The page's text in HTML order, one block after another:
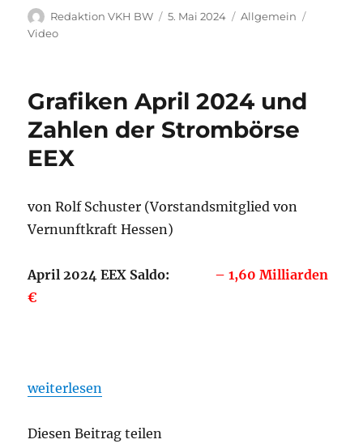
Autor
Redaktion VKH BW
Veröffentlicht
5. Mai 2024 Kategorien
Allgemein
Video
Grafiken April 2024 und
Zahlen der Strombörse
EEX
von Rolf Schuster (Vorstandsmitglied von
Vernunftkraft Hessen)
April 2024 EEX Saldo: – 1,60 Milliarden
€
„Grafiken April 2024 und Zahlen der Strombörse
weiterlesen
Diesen Beitrag teilen